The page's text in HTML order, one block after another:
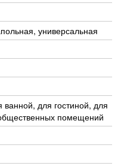
универсальная
ванной, для гостиной, для
помещений